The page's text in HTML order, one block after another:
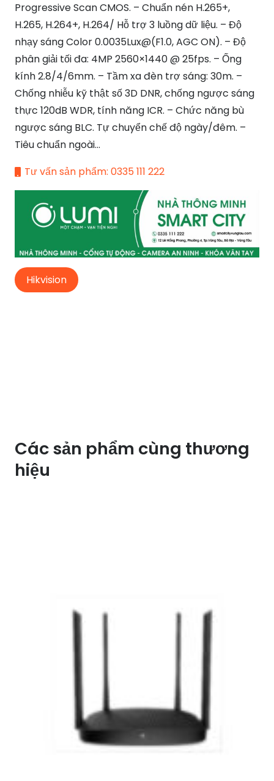
Progressive Scan CMOS. – Chuẩn nén H.265+,
H.265, H.264+, H.264/ Hỗ trợ 3 luồng dữ liệu. – Độ
nhạy sáng Color 0.0035Lux@(F1.0, AGC ON). – Độ
phân giải tối đa: 4MP 2560×1440 @ 25fps. – Ống
kính 2.8/4/6mm. – Tầm xa đèn trợ sáng: 30m. –
Chống nhiễu kỹ thật số 3D DNR, chống ngược sáng
thực 120dB WDR, tính năng ICR. – Chức năng bù
ngược sáng BLC. Tự chuyển chế độ ngày/đêm. –
Tiêu chuẩn ngoài…
Tư vấn sản phẩm: 0335 111 222
Hikvision
Các sản phẩm cùng thương
hiệu